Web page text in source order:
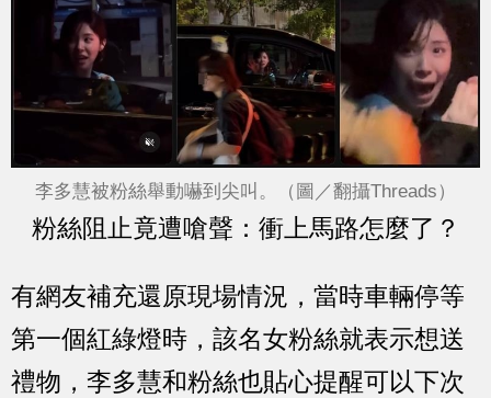
李多慧被粉絲舉動嚇到尖叫。（圖／翻攝Threads）
粉絲阻止竟遭嗆聲：衝上馬路怎麼了？
有網友補充還原現場情況，當時車輛停等
第一個紅綠燈時，該名女粉絲就表示想送
禮物，李多慧和粉絲也貼心提醒可以下次